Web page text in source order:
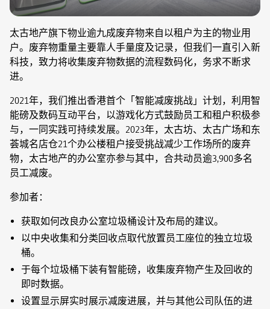
太古地产旗下物业逾九成废弃物来自以租户为主的物业用
户。废弃物重量主要靠人手量度及记录，但我们一直引入新
科技，致力将收集废弃物数据的流程数码化，务求不断求
进。
2021年，我们推出香港首个「智能减废挑战」计划，利用智
能磅及数码互动平台，以游戏化方式鼓励员工和租户积极参
与，一同实践可持续发展。2023年，太古坊、太古广场和东
荟城名店仓21个办公楼租户接受挑战减少工作场所的废弃
物，太古地产的办公室亦参与其中，合共动员逾3,900多名
员工减废。
参加者：
获取如何改良办公室垃圾桶设计及布局的建议。
以中央收集和分类回收点取代放置员工座位的独立垃圾
桶。
于每个垃圾桶下装有智能磅，收集废弃物产生及回收的
即时数据。
设置显示屏实时展示减废进展，并与其他公司队伍的进